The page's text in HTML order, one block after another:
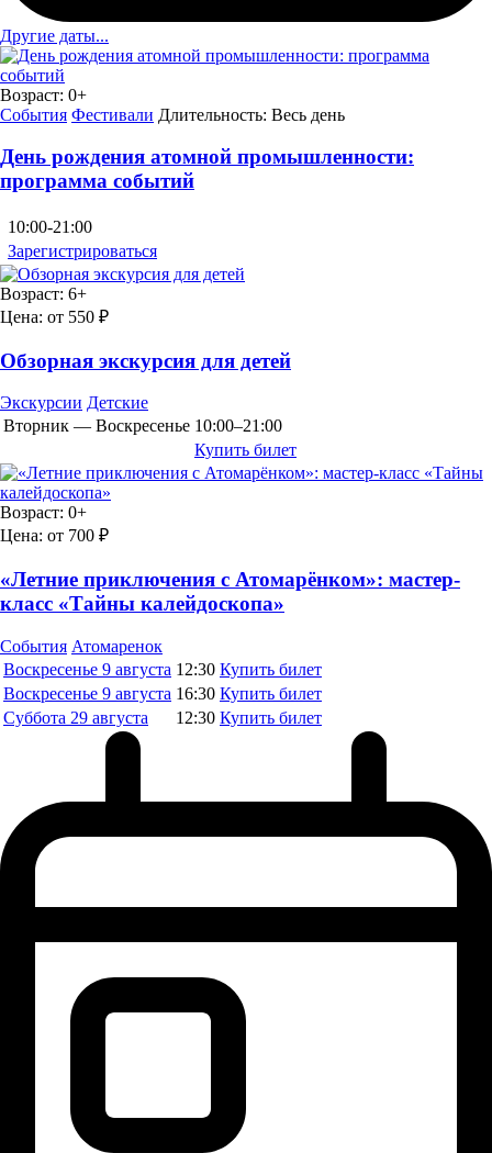
Другие даты...
Возраст: 0+
События Фестивали Длительность: Весь день
День рождения атомной промышленности:
программа событий
10:00-21:00
Зарегистрироваться
Возраст: 6+
Цена: от 550 ₽
Обзорная экскурсия для детей
Экскурсии Детские
Вторник — Воскресенье 10:00–21:00
Купить билет
Возраст: 0+
Цена: от 700 ₽
«Летние приключения с Атомарёнком»: мастер-
класс «Тайны калейдоскопа»
События Атомаренок
Воскресенье 9 августа 12:30 Купить билет
Воскресенье 9 августа 16:30 Купить билет
Суббота 29 августа 12:30 Купить билет